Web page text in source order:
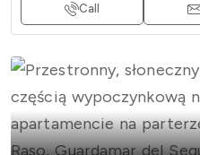
Call